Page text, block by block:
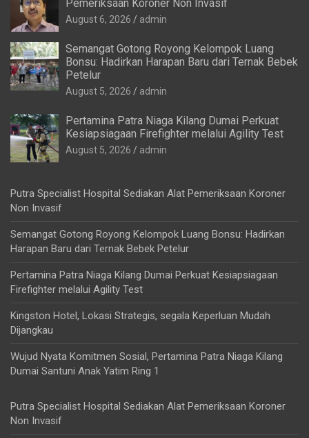
Pemeriksaan Koroner Non Invasif
August 6, 2026 admin
Semangat Gotong Royong Kelompok Luang
Bonsu: Hadirkan Harapan Baru dari Ternak Bebek
Petelur
August 5, 2026 admin
Pertamina Patra Niaga Kilang Dumai Perkuat
Kesiapsiagaan Firefighter melalui Agility Test
August 5, 2026 admin
Putra Specialist Hospital Sediakan Alat Pemeriksaan Koroner
Non Invasif
Semangat Gotong Royong Kelompok Luang Bonsu: Hadirkan
Harapan Baru dari Ternak Bebek Petelur
Pertamina Patra Niaga Kilang Dumai Perkuat Kesiapsiagaan
Firefighter melalui Agility Test
Kingston Hotel, Lokasi Strategis, segala Keperluan Mudah
Dijangkau
Wujud Nyata Komitmen Sosial, Pertamina Patra Niaga Kilang
Dumai Santuni Anak Yatim Ring 1
Putra Specialist Hospital Sediakan Alat Pemeriksaan Koroner
Non Invasif